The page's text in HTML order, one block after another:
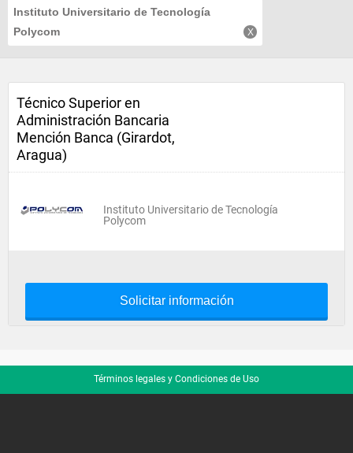
Instituto Universitario de Tecnología
Polycom
Técnico Superior en
Administración Bancaria
Mención Banca (Girardot,
Aragua)
Instituto Universitario de Tecnología
Polycom
Solicitar información
Términos legales y Condiciones de Uso